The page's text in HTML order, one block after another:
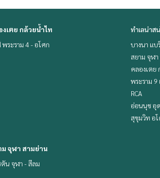
งเตย กล้วยน้ำไท
พระราม 4 - อโศก
ม จุฬา สามย่าน
น จุฬา - สีลม
ทำเลน่าส
บางนา แบ
สยาม จุฬา
คลองเตย
พระราม
RCA
อ่อนนุช อุ
สุขุมวิท อ